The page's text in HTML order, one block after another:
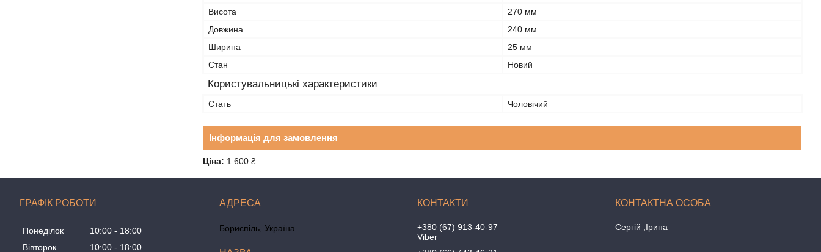
Висота
270 мм
Довжина
240 мм
Ширина
25 мм
Стан
Новий
Користувальницькі характеристики
Стать Чоловічий
Інформація для замовлення
Ціна: 1 600 ₴
ГРАФІК РОБОТИ
Понеділок 10:00
18:00
Вівторок
10:00 18:00
Бориспіль, Україна
+380 (67) 913-40-97
Viber
Сергій ,Ірина